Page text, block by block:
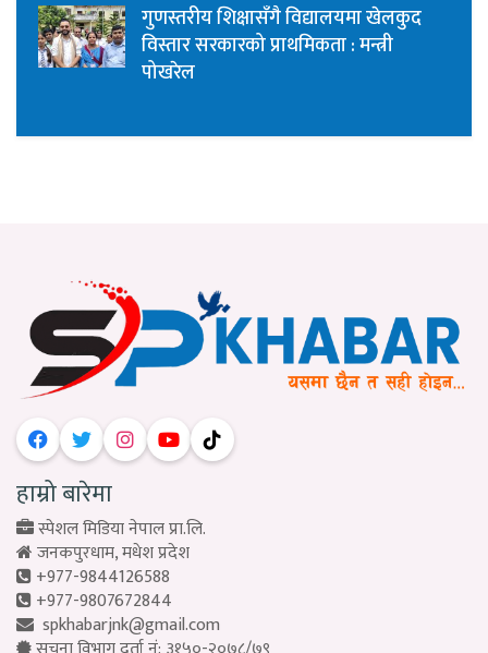
गुणस्तरीय शिक्षासँगै विद्यालयमा खेलकुद
विस्तार सरकारको प्राथमिकता : मन्त्री
पोखरेल
हाम्रो बारेमा
स्पेशल मिडिया नेपाल प्रा.लि.
जनकपुरधाम, मधेश प्रदेश
+977-9844126588
+977-9807672844
spkhabarjnk@gmail.com